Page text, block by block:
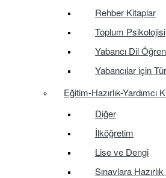
Rehber Kitaplar
Toplum Psikolojisi
Yabancı Dil
Yabancılar için
Eğitim-Hazırlık-Yardımcı
Diğer
İlköğretim
Lise ve Dengi
Sınavlara